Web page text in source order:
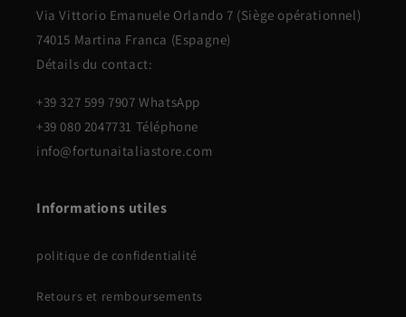
Via Vittorio Emanuele Orlando 7 (Siège opérationnel)
74015 Martina Franca (Espagne)
Détails du contact:
+39 327 599 7907 WhatsApp
+39 080 2047731 Téléphone
info@fortunaitaliastore.com
Informations utiles
politique de confidentialité
Retours et remboursements